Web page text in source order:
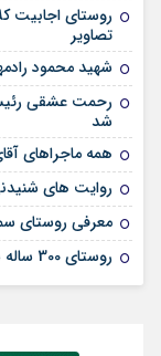
روستای اجابیت
تصاویر
شهید محمود
رحمت عشقی
شد
همه ماجراهای
روایت های
معرفی روستای
روستای 300 ساله سرخ ‌گریوه بهشهر با اهالی کردستان + تصاویر